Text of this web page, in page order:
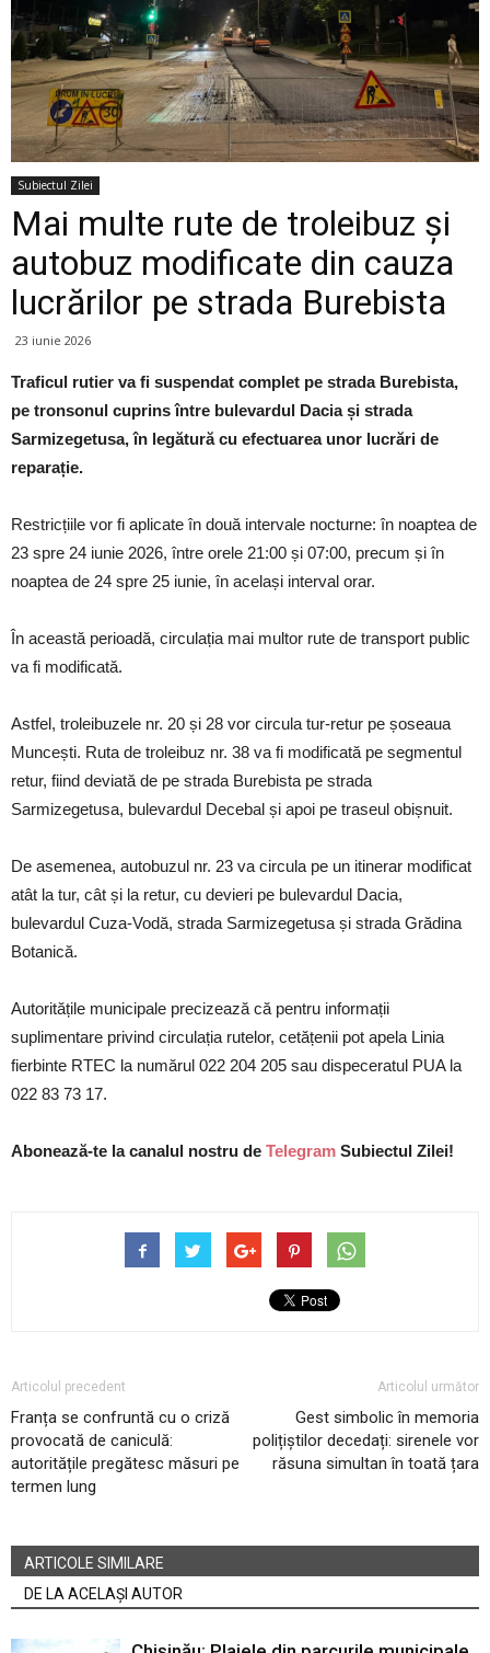
Subiectul Zilei
Mai multe rute de troleibuz și
autobuz modificate din cauza
lucrărilor pe strada Burebista
23 iunie 2026
Traficul rutier va fi suspendat complet pe strada Burebista,
pe tronsonul cuprins între bulevardul Dacia și strada
Sarmizegetusa, în legătură cu efectuarea unor lucrări de
reparație.
Restricțiile vor fi aplicate în două intervale nocturne: în noaptea de
23 spre 24 iunie 2026, între orele 21:00 și 07:00, precum și în
noaptea de 24 spre 25 iunie, în același interval orar.
În această perioadă, circulația mai multor rute de transport public
va fi modificată.
Astfel, troleibuzele nr. 20 și 28 vor circula tur-retur pe șoseaua
Muncești. Ruta de troleibuz nr. 38 va fi modificată pe segmentul
retur, fiind deviată de pe strada Burebista pe strada
Sarmizegetusa, bulevardul Decebal și apoi pe traseul obișnuit.
De asemenea, autobuzul nr. 23 va circula pe un itinerar modificat
atât la tur, cât și la retur, cu devieri pe bulevardul Dacia,
bulevardul Cuza-Vodă, strada Sarmizegetusa și strada Grădina
Botanică.
Autoritățile municipale precizează că pentru informații
suplimentare privind circulația rutelor, cetățenii pot apela Linia
fierbinte RTEC la numărul 022 204 205 sau dispeceratul PUA la
022 83 73 17.
Abonează-te la canalul nostru de Telegram Subiectul Zilei!
Articolul precedent
Franța se confruntă cu o criză
provocată de caniculă:
autoritățile pregătesc măsuri pe
termen lung
Articolul următor
Gest simbolic în memoria
polițiștilor decedați: sirenele vor
răsuna simultan în toată țara
ARTICOLE SIMILARE
DE LA ACELAȘI AUTOR